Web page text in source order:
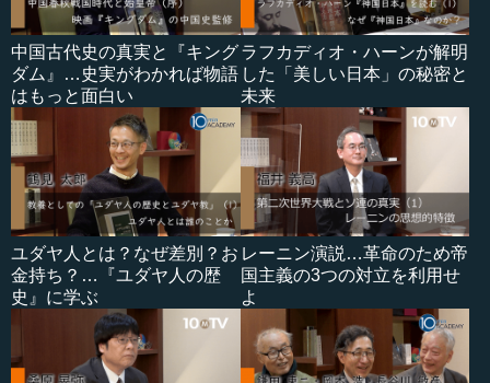
中国古代史の真実と『キング
ダム』…史実がわかれば物語
はもっと面白い
ラフカディオ・ハーンが解明
した「美しい日本」の秘密と
未来
ユダヤ人とは？なぜ差別？お
金持ち？…『ユダヤ人の歴
史』に学ぶ
レーニン演説…革命のため帝
国主義の3つの対立を利用せ
よ